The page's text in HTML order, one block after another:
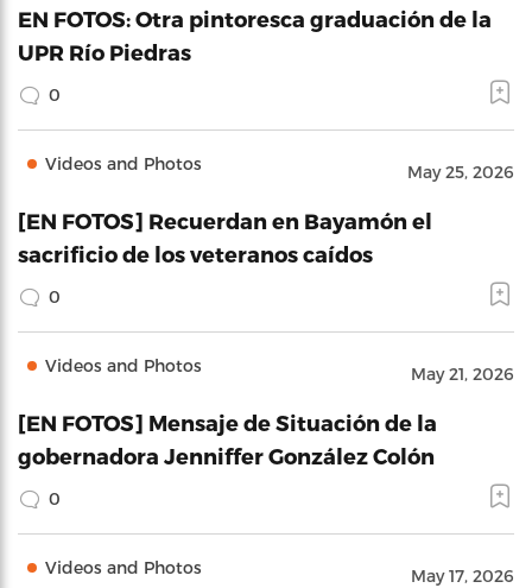
EN FOTOS: Otra pintoresca graduación de la
UPR Río Piedras
0
Videos and Photos May 25, 2026
[EN FOTOS] Recuerdan en Bayamón el
sacrificio de los veteranos caídos
0
Videos and Photos May 21, 2026
[EN FOTOS] Mensaje de Situación de la
gobernadora Jenniffer González Colón
0
Videos and Photos May 17, 2026